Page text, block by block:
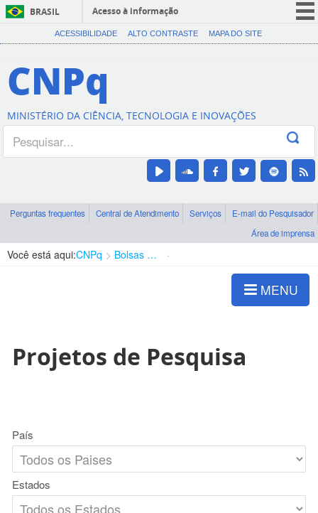
BRASIL
Acesso à informação
CORONAVÍRUS (COVID-19)
Canais
ACESSIBILIDADE ALTO CONTRASTE MAPA DO SITE
CNPq
MINISTÉRIO DA CIÊNCIA, TECNOLOGIA E INOVAÇÕES
Perguntas frequentes Central de Atendimento Serviços
E-mail do Pesquisador
Área de imprensa
Você está aqui:CNPq Bolsas e Auxílios Vigentes
MENU
Projetos de Pesquisa
País
Estados